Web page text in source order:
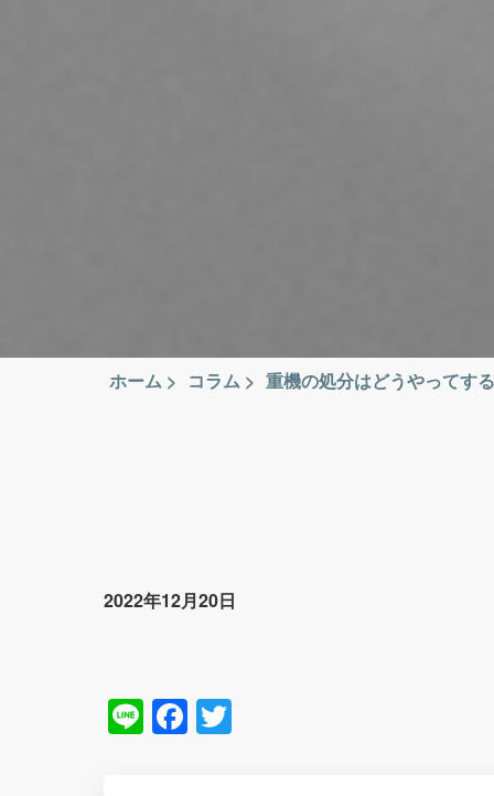
ホーム > コラム > 重機の処分はどうやってす
2022年12月20日
LineFacebook